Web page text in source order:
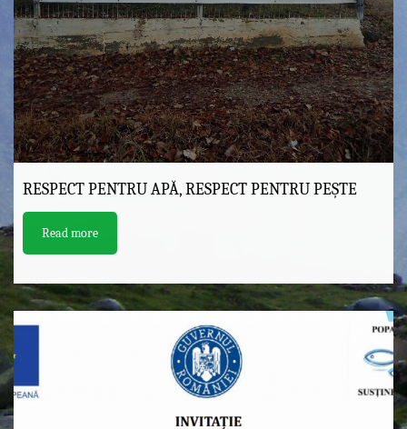
RESPECT PENTRU APĂ, RESPECT PENTRU PEȘTE
Read more